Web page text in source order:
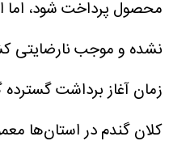
محصول پرداخت شود،
نشده و موجب نارضایتی
زمان آغاز برداشت
کلان گندم در استان‌ها